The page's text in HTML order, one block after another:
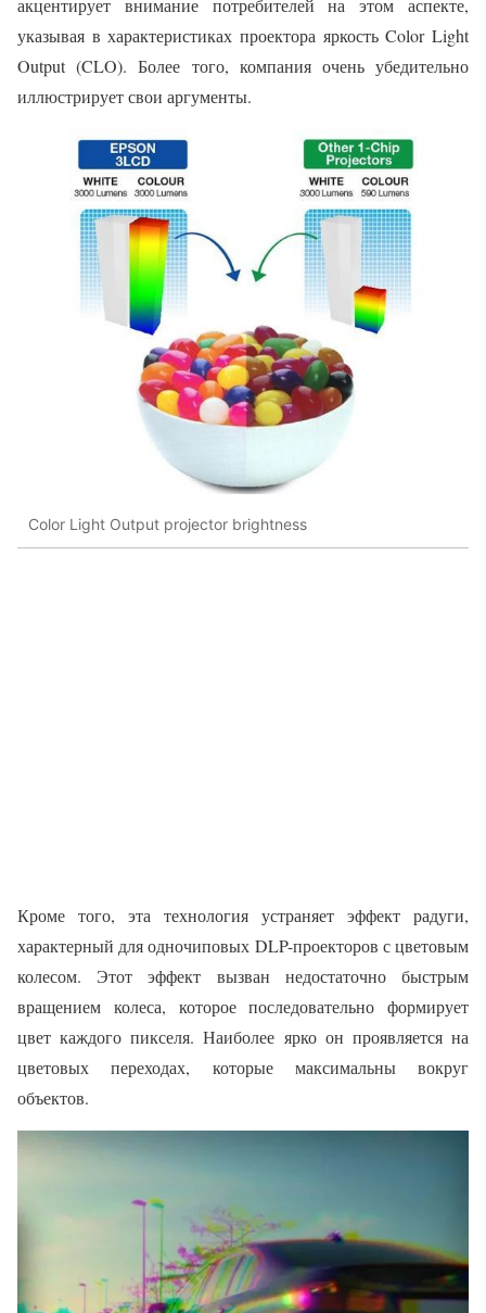
акцентирует внимание потребителей на этом аспекте,
указывая в характеристиках проектора яркость Color Light
Output (CLO). Более того, компания очень убедительно
иллюстрирует свои аргументы.
Color Light Output projector brightness
Кроме того, эта технология устраняет эффект радуги,
характерный для одночиповых DLP-проекторов с цветовым
колесом. Этот эффект вызван недостаточно быстрым
вращением колеса, которое последовательно формирует
цвет каждого пикселя. Наиболее ярко он проявляется на
цветовых переходах, которые максимальны вокруг
объектов.